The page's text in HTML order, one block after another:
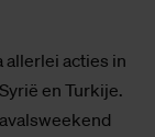
allerlei acties in
en Turkije.